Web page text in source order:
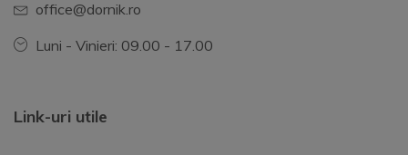
office@dornik.ro
Luni - Vinieri: 09.00 - 17.00
Link-uri utile